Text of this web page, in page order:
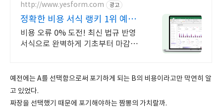
나
http://www.yesform.com 광고
정확한 비용 서식 랭키 1위 예스
폼!
비용 오류 0% 도전! 최신 법규 반영
서식으로 완벽하게 기초부터 마감까
예전에는 A를 선택함으로써 포기하게 되는 B의 비용이라고만 막연히 알
고 있었다.
짜장을 선택했기 때문에 포기해야하는 짬뽕의 가치랄까.